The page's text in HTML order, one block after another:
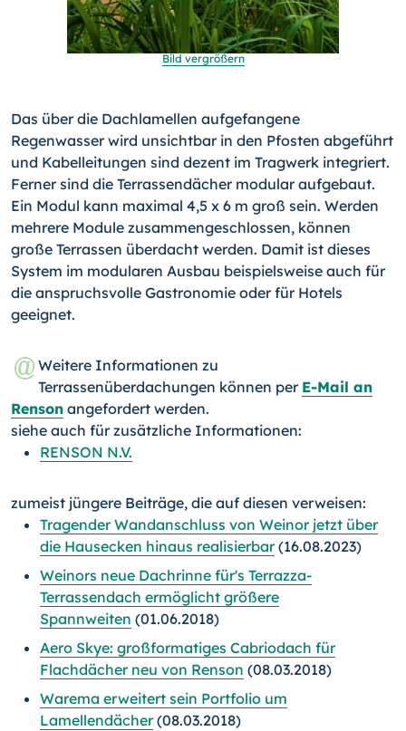
Bild vergrößern
Das über die Dachlamellen aufgefangene
Regenwasser wird unsichtbar in den Pfosten abgeführt
und Kabelleitungen sind dezent im Tragwerk integriert.
Ferner sind die Terrassendächer modular aufgebaut.
Ein Modul kann maximal 4,5 x 6 m groß sein. Werden
mehrere Module zusammengeschlossen, können
große Terrassen überdacht werden. Damit ist dieses
System im modularen Ausbau beispielsweise auch für
die anspruchsvolle Gastronomie oder für Hotels
geeignet.
Weitere Informationen zu
Terrassenüberdachungen können per E-Mail an
Renson angefordert werden.
siehe auch für zusätzliche Informationen:
RENSON N.V.
zumeist jüngere Beiträge, die auf diesen verweisen:
Tragender Wandanschluss von Weinor jetzt über
die Hausecken hinaus realisierbar(16.08.2023)
Weinors neue Dachrinne für's Terrazza-
Terrassendach ermöglicht größere
Spannweiten (01.06.2018)
Aero Skye: großformatiges Cabriodach für
Flachdächer neu von Renson (08.03.2018)
Warema erweitert sein Portfolio um
Lamellendächer(08.03.2018)